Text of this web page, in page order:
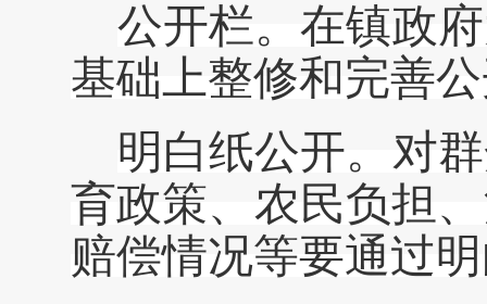
公开栏。在镇政
基础上整修和完善
明白纸公开。对
育政策、农民负担
赔偿情况等要通过